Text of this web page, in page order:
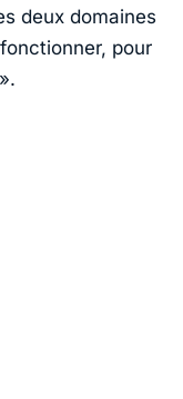
deux domaines
pour